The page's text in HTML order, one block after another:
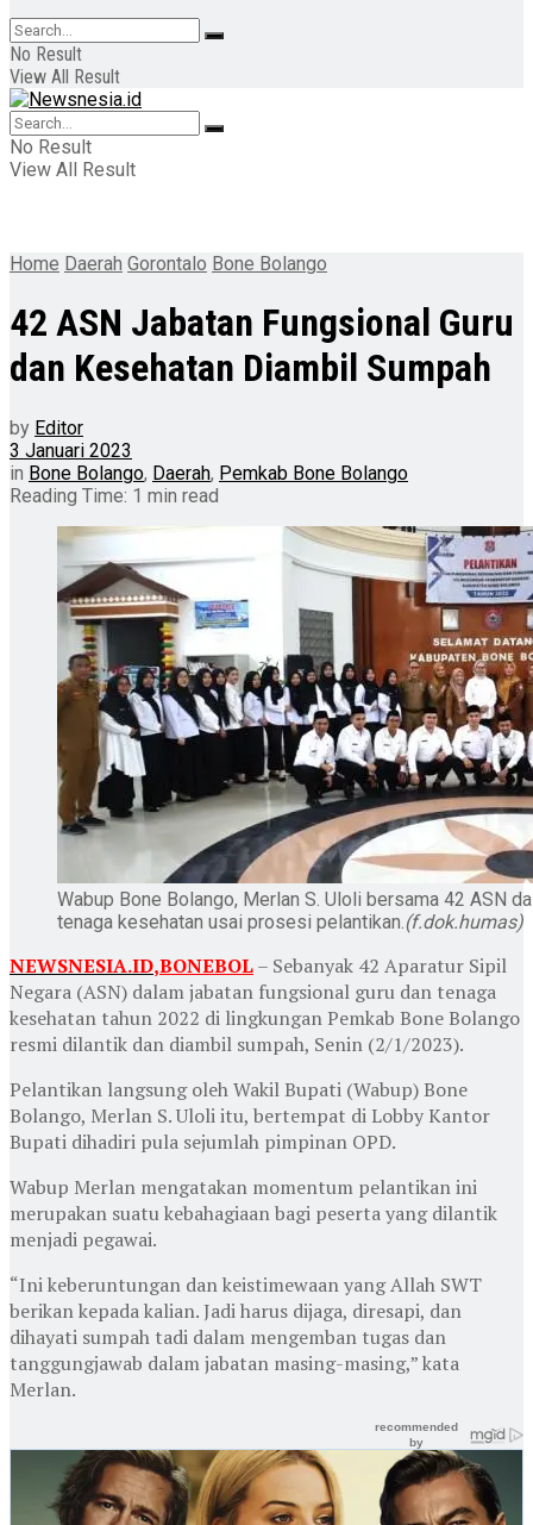
No Result
View All Result
No Result
View All Result
Home Daerah Gorontalo Bone Bolango
42 ASN Jabatan Fungsional Guru
dan Kesehatan Diambil Sumpah
by Editor
3 Januari 2023
in Bone Bolango, Daerah, Pemkab Bone Bolango
Reading Time: 1 min read
Wabup Bone Bolango, Merlan S. Uloli bersama 42 ASN
tenaga kesehatan usai prosesi pelantikan.(f.dok.humas)
NEWSNESIA.ID,BONEBOL– Sebanyak 42 Aparatur Sipil
Negara (ASN) dalam jabatan fungsional guru dan tenaga
kesehatan tahun 2022 di lingkungan Pemkab Bone Bolango
resmi dilantik dan diambil sumpah, Senin (2/1/2023).
Pelantikan langsung oleh Wakil Bupati (Wabup) Bone
Bolango, Merlan S. Uloli itu, bertempat di Lobby Kantor
Bupati dihadiri pula sejumlah pimpinan OPD.
Wabup Merlan mengatakan momentum pelantikan ini
merupakan suatu kebahagiaan bagi peserta yang dilantik
menjadi pegawai.
“Ini keberuntungan dan keistimewaan yang Allah SWT
berikan kepada kalian. Jadi harus dijaga, diresapi, dan
dihayati sumpah tadi dalam mengemban tugas dan
tanggungjawab dalam jabatan masing-masing,” kata
Merlan.